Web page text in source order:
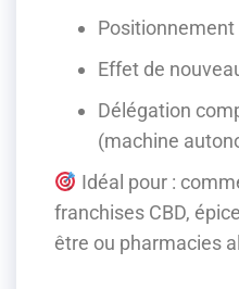
Positionnement
Effet de
Délégation
(machine
Idéal pour :
franchises CBD,
être ou pharmacies